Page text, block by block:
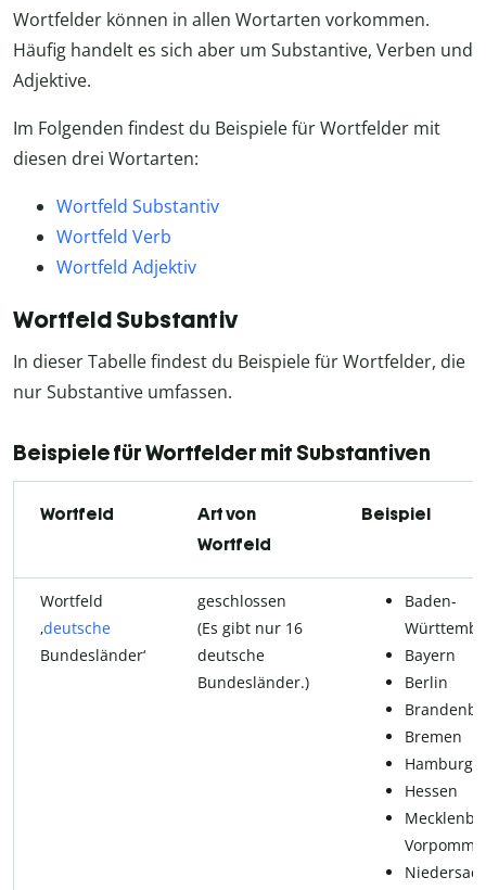
Wortfelder können in allen Wortarten vorkommen.
Häufig handelt es sich aber um Substantive, Verben und
Adjektive.
Im Folgenden findest du Beispiele für Wortfelder mit
diesen drei Wortarten:
Wortfeld Substantiv
Wortfeld Verb
Wortfeld Adjektiv
Wortfeld Substantiv
In dieser Tabelle findest du Beispiele für Wortfelder, die
nur Substantive umfassen.
Beispiele für Wortfelder mit Substantiven
Wortfeld
Art von
Wortfeld
Beispiel
Wortfeld
‚deutsche
Bundesländer‘
geschlossen
(Es gibt nur 16
deutsche
Bundesländer.)
Baden-
Bayern
Berlin
Bremen
Hamburg
Hessen